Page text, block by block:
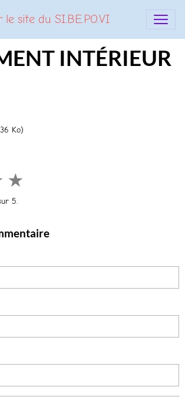
site du SI.BE.PO.VI
INTÉRIEUR
Ko)
★
5.